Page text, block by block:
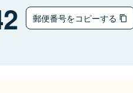
郵便番号をコピーする